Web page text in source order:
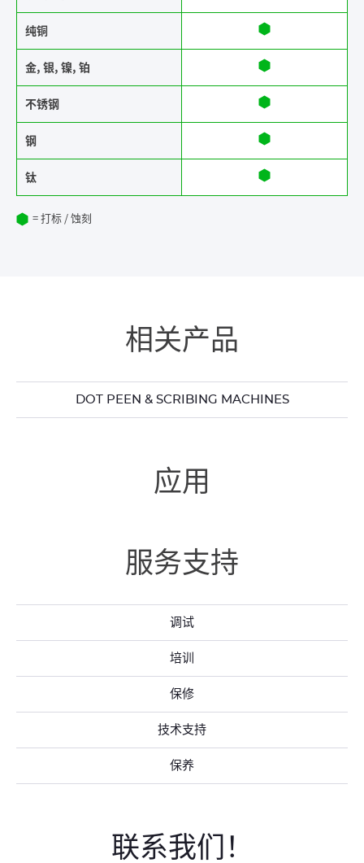
纯铜
金, 银, 镍, 铂
不锈钢
钢
钛
= 打标 / 蚀刻
相关产品
DOT PEEN & SCRIBING MACHINES
应用
服务支持
调试
培训
保修
技术支持
保养
联系我们！